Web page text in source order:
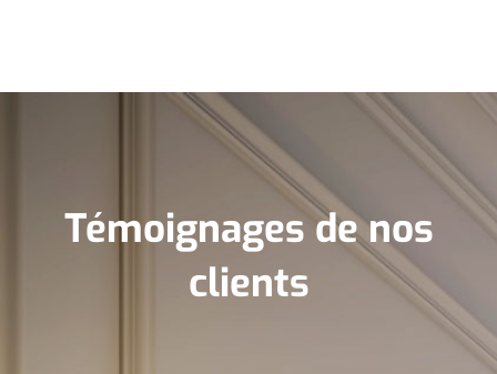
Témoignages de nos
clients